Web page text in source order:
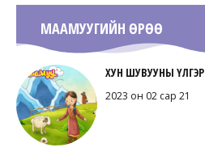
МААМУУГИЙН ӨРӨӨ
ХУН ШУВУУНЫ ҮЛГЭР
2023 он 02 сар 21